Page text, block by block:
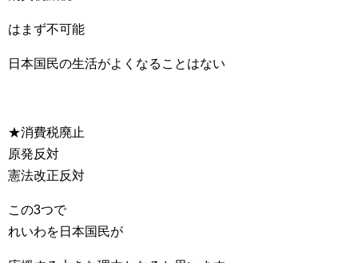
はまず不可能
日本国民の生活がよくなることはない
★消費税廃止
原発反対
憲法改正反対
この3つで
れいわを日本国民が